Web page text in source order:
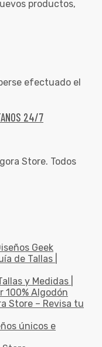
productos,
efectuado el
24/7
Store. Todos
Geek
de Tallas |
y Medidas |
100% Algodón
Store – Revisa tu
únicos e